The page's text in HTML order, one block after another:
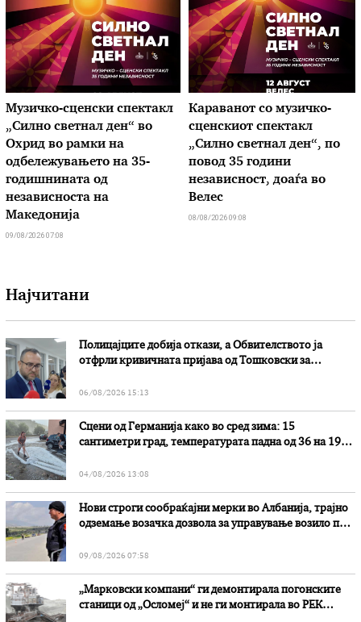
Музичко-сценски спектакл
„Силно светнал ден“ во
Охрид во рамки на
одбележувањето на 35-
годишнината од
независноста на
Македонија
09/08/2026 07:08
Караванот со музичкo-
сценскиот спектакл
„Силно светнал ден“, по
повод 35 години
независност, доаѓа во
Велес
08/08/2026 09:08
Најчитани
Полицајците добија откази, а Обвителството ја
отфрли кривичната пријава од Тошковски за
06/08/2026 15:13
Сцени од Германија како во сред зима: 15
сантиметри град, температурата падна од 36 на 19
04/08/2026 13:08
Нови строги сообраќајни мерки во Aлбанија, трајно
одземање возачка дозвола за управување возило под
09/08/2026 07:58
„Марковски компани“ ги демонтирала погонските
станици од „Осломеј“ и не ги монтирала во РЕК